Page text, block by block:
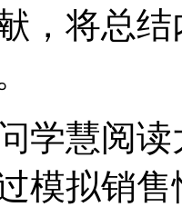
，将总
学慧阅读
过模拟